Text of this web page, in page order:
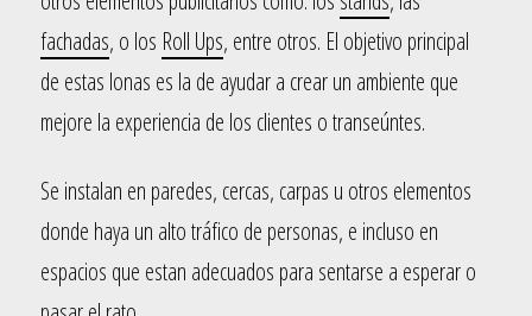
fachadas, o los Roll Ups, entre otros. El objetivo principal
de estas lonas es la de ayudar a crear un ambiente que
mejore la experiencia de los clientes o transeúntes.
Se instalan en paredes, cercas, carpas u otros elementos
donde haya un alto tráfico de personas, e incluso en
espacios que estan adecuados para sentarse a esperar o